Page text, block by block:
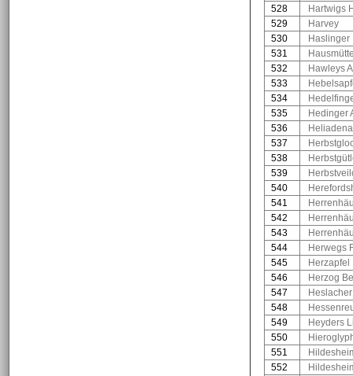
528
Hartwigs
529
Harvey
530
Haslinger
531
532
Hawleys
533
534
535
Hedinger
536
537
538
539
540
541
542
543
544
Herwegs
545
Herzapfel
546
Herzog
547
548
549
Heyders
550
551
552